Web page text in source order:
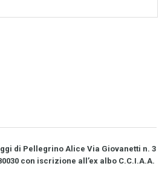
di Pellegrino Alice Via Giovanetti n. 3
con iscrizione all’ex albo C.C.I.A.A.